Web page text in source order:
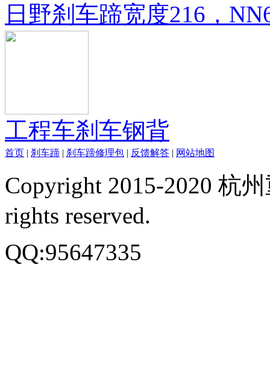
日野刹车蹄宽度216，
工程车刹车钢背
首页 | 刹车蹄 | 刹车蹄修理包 | 反馈解答 | 网站地图
Copyright 2015-2020 杭
rights reserved.
QQ:95647335